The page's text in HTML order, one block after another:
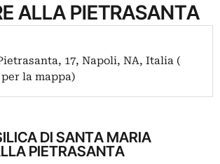
ALLA PIETRASANTA
17, Napoli, NA, Italia (
la mappa)
DI SANTA MARIA
PIETRASANTA